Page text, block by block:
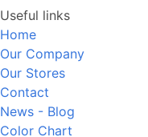
Useful links
Home
Our Company
Our Stores
Contact
News - Blog
Color Chart